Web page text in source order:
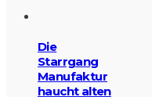
Die
Starrgang
Manufaktur
haucht alten